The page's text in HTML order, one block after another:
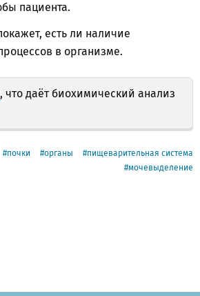
пациента.
есть ли наличие
в организме.
, что даёт биохимический анализ
почки органы
пищеварительная система
мочевыделение